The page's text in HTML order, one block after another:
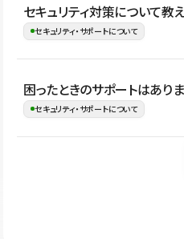
はい。CMSやコンポーネントを
ことで、デザインを崩しにくい状
ながらレイアウトに影響を与えず
す。
セキュリティ対策について教え
セキュリティ・サポートについて
Studioでは、公開サイトやサービ
の暗号化、データ保護、アクセ
はSSL/TLSによる通信暗号化に
困ったときのサポートはあり
セキュリティ・サポートについて
操作方法や機能については、ヘ